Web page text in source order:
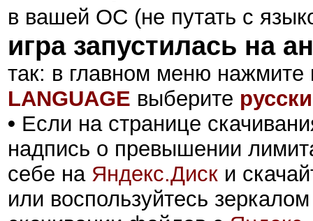
в вашей ОС (не путать с
игра запустилась на
так: в главном меню
LANGUAGE выберите
• Если на странице
надпись о превышении
себе на Яндекс.Диск и
или воспользуйтесь